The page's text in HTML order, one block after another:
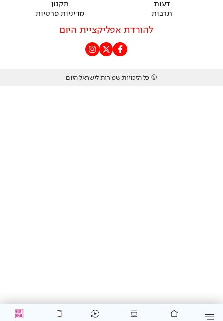
דעות
תרבות
תקנון
מדיניות פרטיות
להורדת אפליקציית היום
© כל הזכויות שמורות לישראל היום